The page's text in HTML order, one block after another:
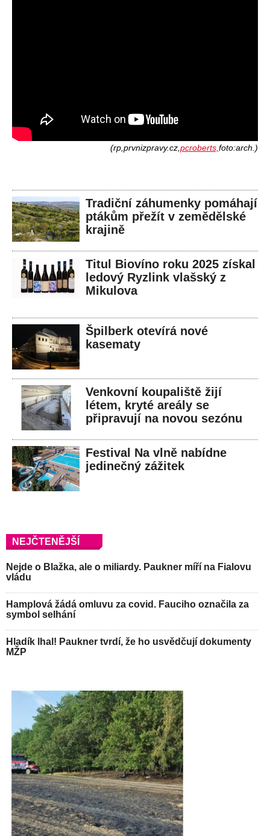
(rp,prvnizpravy.cz, pcroberts, foto:arch.)
Tradiční záhumenky pomáhají
ptákům přežít v zemědělské
krajině
Titul Biovíno roku 2025 získal
ledový Ryzlink vlašský z
Mikulova
Špilberk otevírá nové
kasematy
Venkovní koupaliště žijí
létem, kryté areály se
připravují na novou sezónu
Festival Na vlně nabídne
jedinečný zážitek
NEJČTENĚJŠÍ
Nejde o Blažka, ale o miliardy. Paukner míří na Fialovu
vládu
Hamplová žádá omluvu za covid. Fauciho označila za
symbol selhání
Hladík lhal! Paukner tvrdí, že ho usvědčují dokumenty
MŽP